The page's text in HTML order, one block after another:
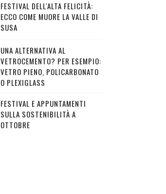
FESTIVAL DELL'ALTA FELICITÀ:
ECCO COME MUORE LA VALLE DI
SUSA
UNA ALTERNATIVA AL
VETROCEMENTO? PER ESEMPIO:
VETRO PIENO, POLICARBONATO
O PLEXIGLASS
FESTIVAL E APPUNTAMENTI
SULLA SOSTENIBILITÀ A
OTTOBRE